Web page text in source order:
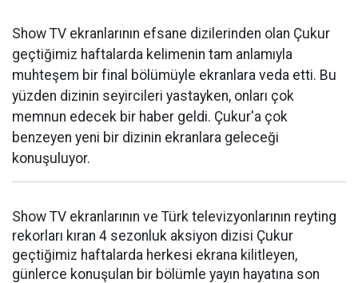
Show TV ekranlarının efsane dizilerinden olan Çukur
geçtiğimiz haftalarda kelimenin tam anlamıyla
muhteşem bir final bölümüyle ekranlara veda etti. Bu
yüzden dizinin seyircileri yastayken, onları çok
memnun edecek bir haber geldi. Çukur'a çok
benzeyen yeni bir dizinin ekranlara geleceği
konuşuluyor.
Show TV ekranlarının ve Türk televizyonlarının reyting
rekorları kıran 4 sezonluk aksiyon dizisi Çukur
geçtiğimiz haftalarda herkesi ekrana kilitleyen,
günlerce konuşulan bir bölümle yayın hayatına son